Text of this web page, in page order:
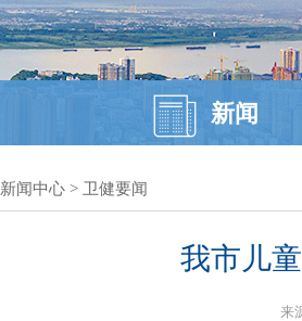
新闻
新闻中心 > 卫健要闻
我市儿
来